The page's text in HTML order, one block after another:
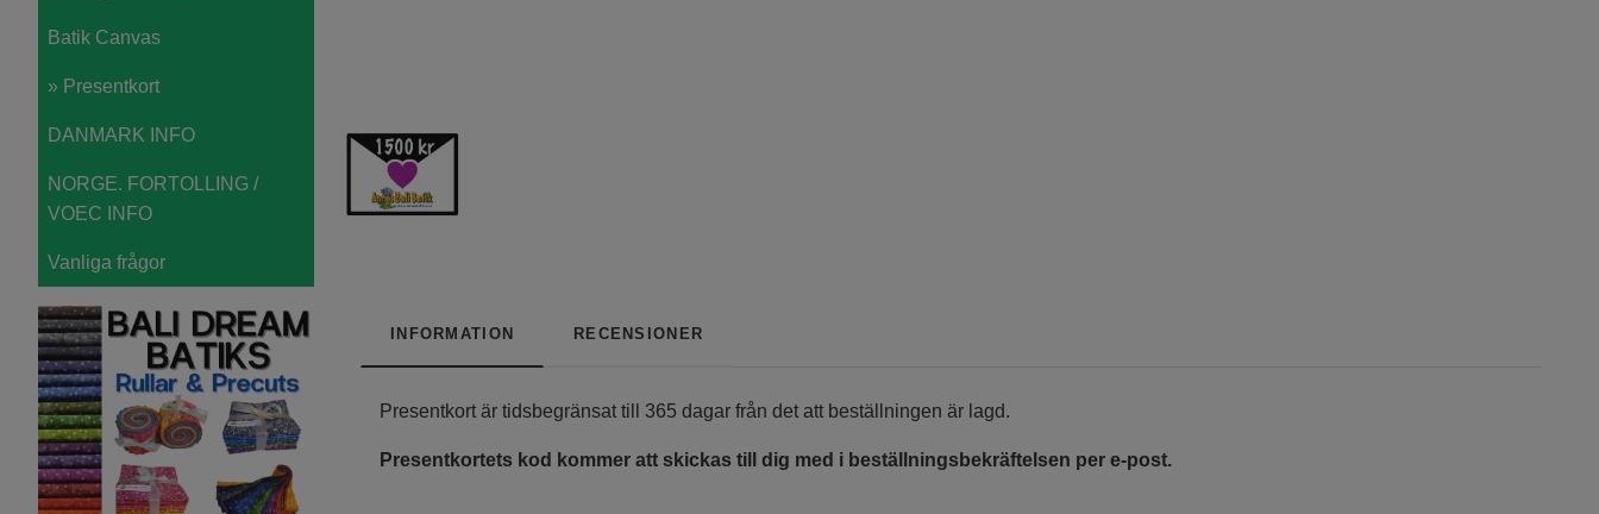
Batik Canvas
» Presentkort
DANMARK INFO
NORGE. FORTOLLING /
VOEC INFO
Vanliga frågor
INFORMATION RECENSIONER
Presentkort är tidsbegränsat till 365 dagar från det att beställningen är lagd.
Presentkortets kod kommer att skickas till dig med i beställningsbekräftelsen per e-post.